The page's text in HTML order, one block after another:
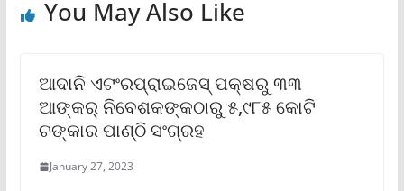
You May Also Like
ଆଦାନି ଏଟଂରପ୍ରାଇଜେସ୍ ପକ୍ଷରୁ ୩୩
ଆଙ୍କର୍ ନିବେଶକଙ୍କଠାରୁ ୫,୯୮୫ କୋଟି
ଟଙ୍କାର ପାଣ୍ଠି ସଂଗ୍ରହ
January 27, 2023